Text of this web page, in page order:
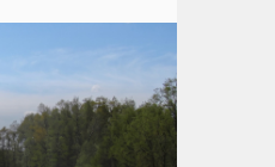
– Аэропорт
отливов